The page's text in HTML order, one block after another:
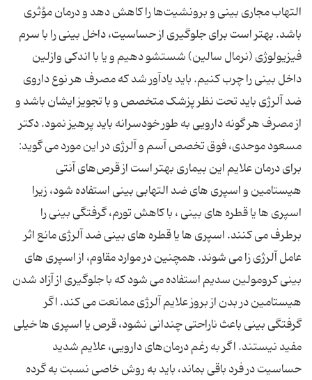
التهاب مجاری بینی و برونشیت‌ها را کاهش دهد و درمان مؤثری
باشد. بهتر است برای جلوگیری از حساسیت، داخل بینی را با سرم
فیزیولوژی (نرمال سالین) شستشو دهیم و یا با اندکی وازلین
داخل بینی را چرب کنیم. باید یادآور شد که مصرف هر نوع داروی
ضد آلرژی باید تحت نظر پزشک متخصص و با تجویز ایشان باشد و
از مصرف هر گونه دارویی به طور خودسرانه باید پرهیز نمود. دکتر
مسعود موحدی، فوق تخصص آسم و آلرژی در این مورد می گوید:
برای درمان علایم این بیماری بهتر است از قرص‌های آنتی
هیستامین و اسپری های ضد التهابی بینی استفاده شود، زیرا
اسپری ها یا قطره های بینی ، با کاهش تورم، گرفتگی بینی را
برطرف می کنند. اسپری ها یا قطره های بینی ضد آلرژی مانع اثر
عامل آلرژی زا می شوند. همچنین در موارد مقاوم، از اسپری های
بینی کرومولین سدیم استفاده می شود که با جلوگیری از آزاد شدن
هیستامین در بدن از بروز علایم آلرژی ممانعت می کند. اگر
گرفتگی بینی باعث ناراحتی چندانی نشود، قرص یا اسپری ها خیلی
مفید نیستند. اگر به رغم درمان‌های دارویی، علایم شدید
حساسیت در فرد باقی بماند، باید به روش خاصی نسبت به گرده